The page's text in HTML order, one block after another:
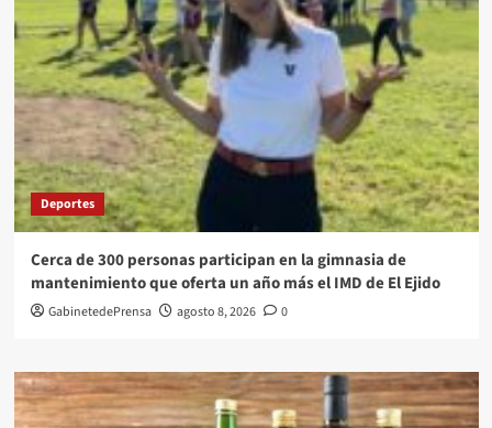
Deportes
Cerca de 300 personas participan en la gimnasia de
mantenimiento que oferta un año más el IMD de El Ejido
GabinetedePrensa agosto 8, 2026 0